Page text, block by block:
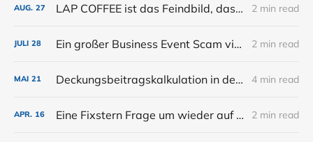
AUG. 27 LAP COFFEE ist das Feindbild, das der Bar noch fehlt. 2 min read
JULI 28 Ein großer Business Event Scam via Eventbrite 2 min read
MAI 21 Deckungsbeitragskalkulation in der Bar. Renner, Gewinner, Verlierer und Schläfer (Preisgestaltung Teil 2) 4 min read
APR. 16 Eine Fixstern Frage um wieder auf Kurs zu kommen 2 min read